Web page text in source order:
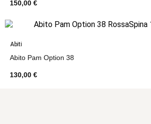
150,00 €
Abiti
Abito Pam Option 38
130,00 €